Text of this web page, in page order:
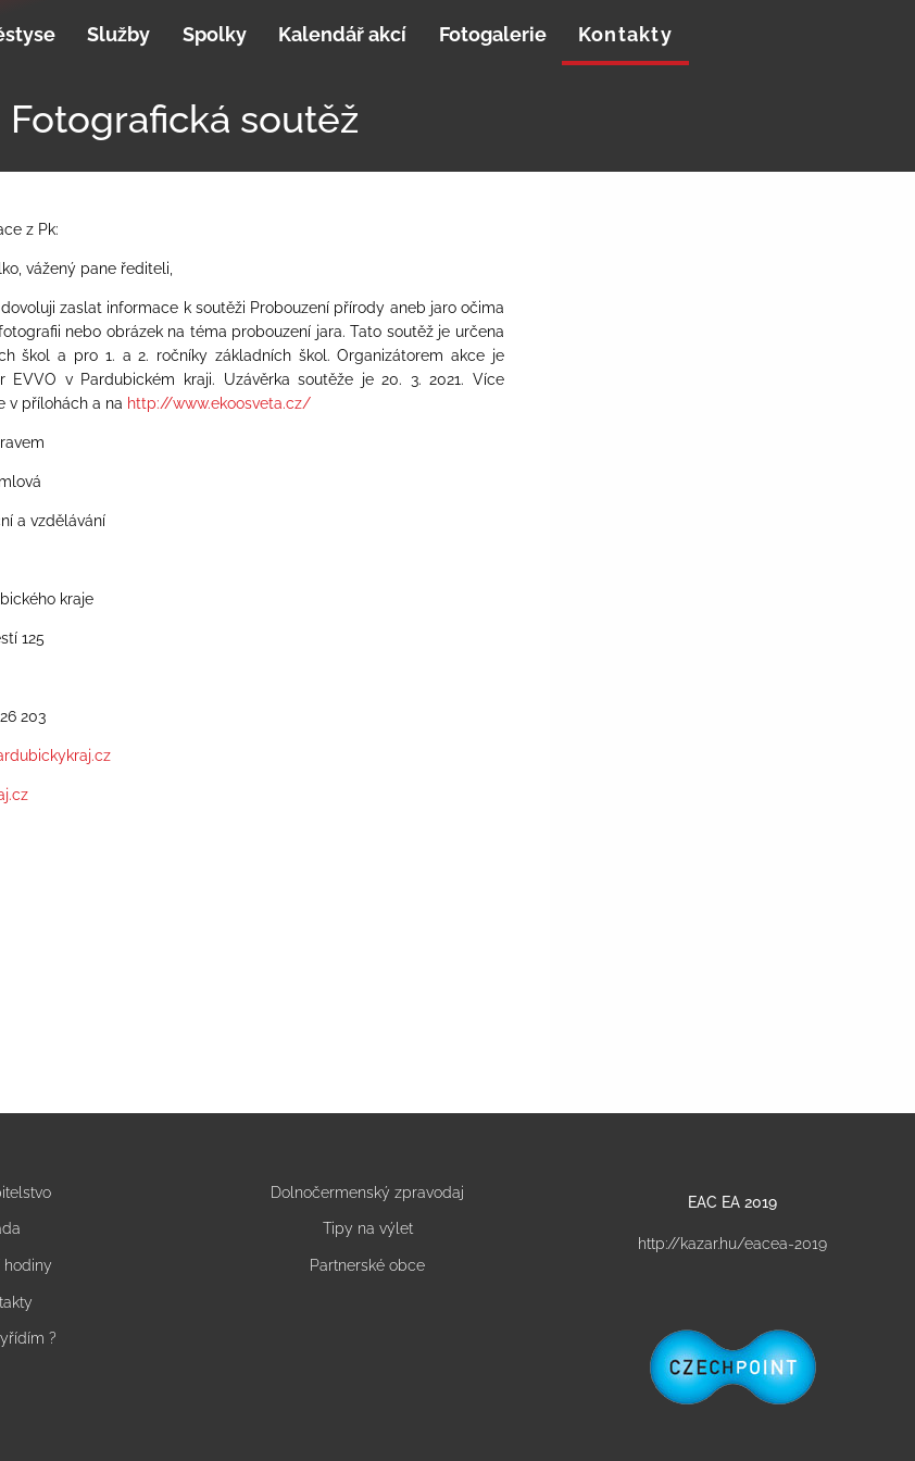
Služby Spolky Kalendář akcí Fotogalerie Kontakty
Fotografická soutěž
z Pk:
vážený pane řediteli,
zaslat informace k soutěži Probouzení přírody aneb jaro očima
nebo obrázek na téma probouzení jara. Tato soutěž je určena
škol a pro 1. a 2. ročníky základních škol . Organizátorem akce je
EVVO v Pardubickém kraji. Uzávěrka soutěže je 20. 3. 2021. Více
v přílohách a na http://www.ekoosveta.cz/
a vzdělávání
kraje
125
203
hodiny
?
Dolnočermenský zpravodaj
Tipy na výlet
Partnerské obce
EAC EA 2019
http://kazar.hu/eacea-2019